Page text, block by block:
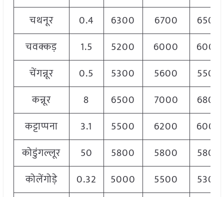
चथनूर
0.4 6300 6700
6500
चवक्कड़
1.5 5200 6000
6000
चेंगन्नूर
0.5 5300 5600
5500
कन्नूर
8 6500 7000
6800
कट्टाप्पना
3.1 5500 6200
6000
कोडुंगल्लूर
50 5800 5800
5800
कोलेंगोड़े
0.32 5000 5500
5300